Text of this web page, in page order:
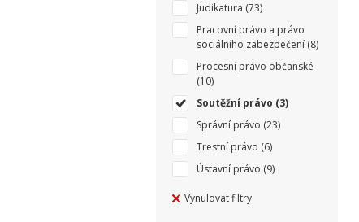
Judikatura (73)
Pracovní právo a právo
sociálního zabezpečení (8)
Procesní právo občanské
(10)
Soutěžní právo (3)
Správní právo (23)
Trestní právo (6)
Ústavní právo (9)
Vynulovat filtry